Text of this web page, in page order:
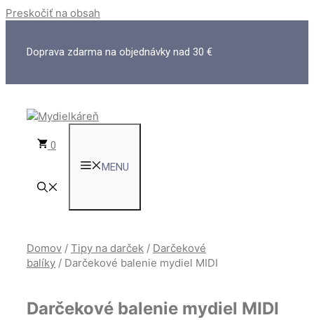
Preskočiť na obsah
Doprava zdarma na objednávky nad 30 €
0
MENU
Domov / Tipy na darček / Darčekové
balíky / Darčekové balenie mydiel MIDI
Darčekové balenie mydiel MIDI